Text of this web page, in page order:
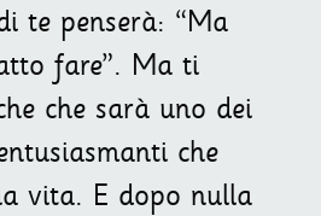
te penserà: “Ma
fare”. Ma ti
che sarà uno dei
che
vita. E dopo nulla